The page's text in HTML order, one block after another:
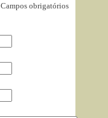
Campos obrigatórios